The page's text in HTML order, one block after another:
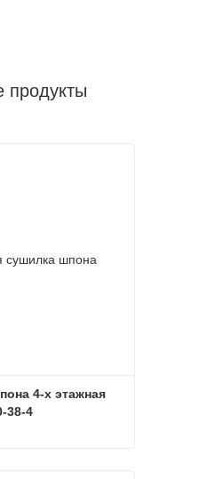
продукты
4-х этажная
38-4